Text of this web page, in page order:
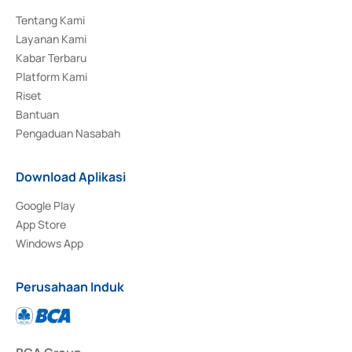
Tentang Kami
Layanan Kami
Kabar Terbaru
Platform Kami
Riset
Bantuan
Pengaduan Nasabah
Download Aplikasi
Google Play
App Store
Windows App
Perusahaan Induk